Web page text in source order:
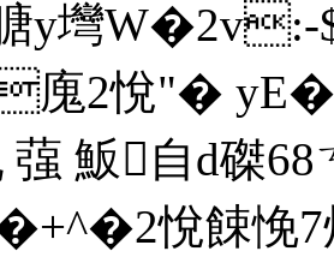
y壪W�2v:-
廆2悅"�
魬自d磔68
悅餗悗7